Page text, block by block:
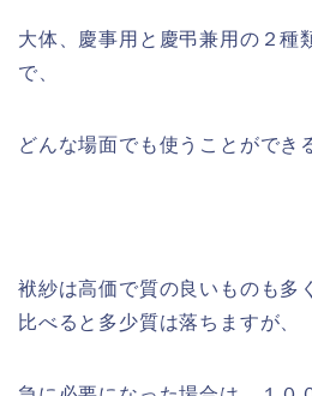
大体、慶事用と慶弔兼用の２種
で、
どんな場面でも使うことができ
袱紗は高価で質の良いものも多
比べると多少質は落ちますが、